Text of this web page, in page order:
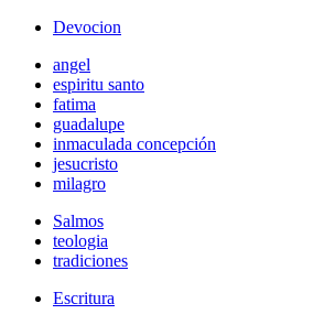
Devocion
angel
espiritu santo
fatima
guadalupe
inmaculada concepción
jesucristo
milagro
Salmos
teologia
tradiciones
Escritura